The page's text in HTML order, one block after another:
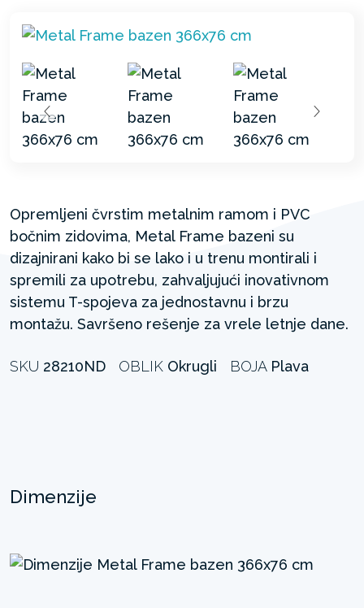
Opremljeni čvrstim metalnim ramom i PVC
bočnim zidovima, Metal Frame bazeni su
dizajnirani kako bi se lako i u trenu montirali i
spremili za upotrebu, zahvaljujući inovativnom
sistemu T-spojeva za jednostavnu i brzu
montažu. Savršeno rešenje za vrele letnje dane.
SKU 28210ND OBLIK Okrugli BOJA Plava
Dimenzije